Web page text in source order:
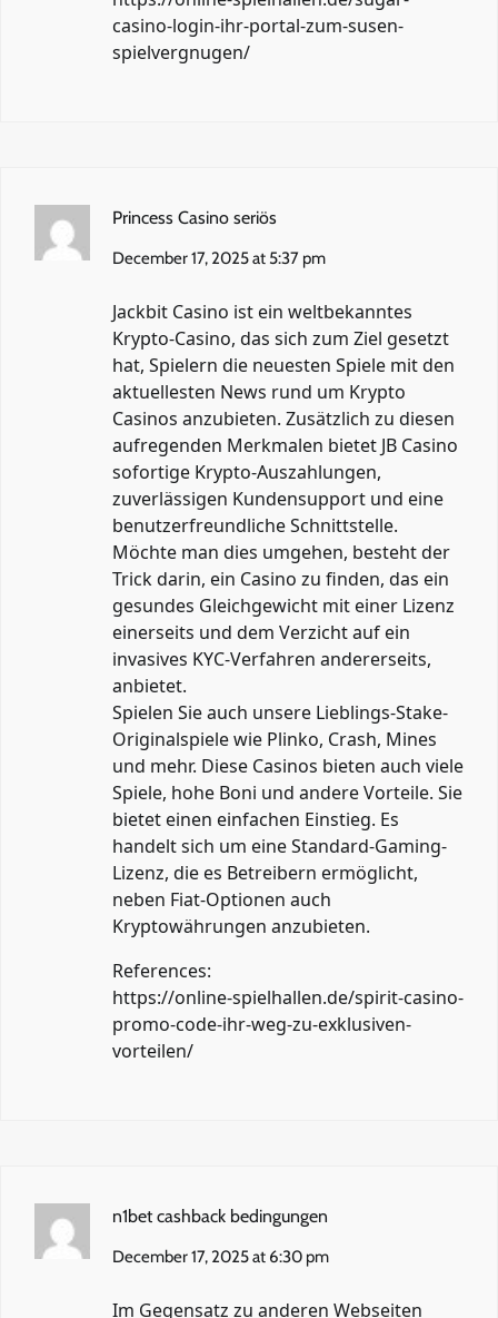
casino-login-ihr-portal-zum-susen-
spielvergnugen/
Princess Casino seriös
December 17, 2025 at 5:37 pm
Jackbit Casino ist ein weltbekanntes
Krypto-Casino, das sich zum Ziel gesetzt
hat, Spielern die neuesten Spiele mit den
aktuellesten News rund um Krypto
Casinos anzubieten. Zusätzlich zu diesen
aufregenden Merkmalen bietet JB Casino
sofortige Krypto-Auszahlungen,
zuverlässigen Kundensupport und eine
benutzerfreundliche Schnittstelle.
Möchte man dies umgehen, besteht der
Trick darin, ein Casino zu finden, das ein
gesundes Gleichgewicht mit einer Lizenz
einerseits und dem Verzicht auf ein
invasives KYC-Verfahren andererseits,
anbietet.
Spielen Sie auch unsere Lieblings-Stake-
Originalspiele wie Plinko, Crash, Mines
und mehr. Diese Casinos bieten auch viele
Spiele, hohe Boni und andere Vorteile. Sie
bietet einen einfachen Einstieg. Es
handelt sich um eine Standard-Gaming-
Lizenz, die es Betreibern ermöglicht,
neben Fiat-Optionen auch
Kryptowährungen anzubieten.
References:
https://online-spielhallen.de/spirit-casino-
promo-code-ihr-weg-zu-exklusiven-
vorteilen/
n1bet cashback bedingungen
December 17, 2025 at 6:30 pm
Im Gegensatz zu anderen Webseiten